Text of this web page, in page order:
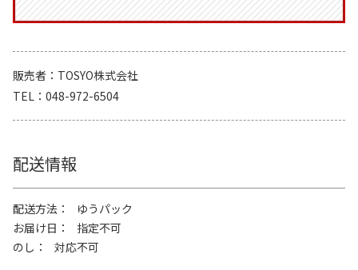
販売者
TOSYO株式会社
TEL
048-972-6504
配送情報
配送方法
ゆうパック
お届け日
指定不可
のし
対応不可